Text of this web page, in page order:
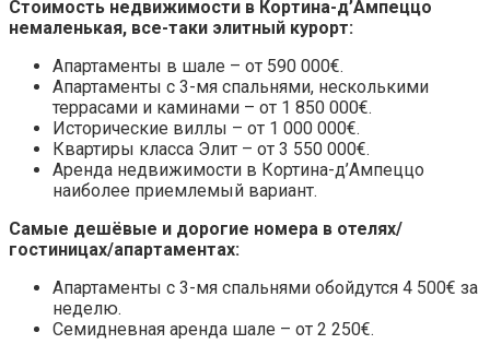
Стоимость недвижимости в Кортина-д’Ампеццо
немаленькая, все-таки элитный курорт:
Апартаменты в шале – от 590 000€.
Апартаменты с 3-мя спальнями, несколькими
террасами и каминами – от 1 850 000€.
Исторические виллы – от 1 000 000€.
Квартиры класса Элит – от 3 550 000€.
Аренда недвижимости в Кортина-д’Ампеццо
наиболее приемлемый вариант.
Самые дешёвые и дорогие номера в отелях/
гостиницах/апартаментах:
Апартаменты с 3-мя спальнями обойдутся 4 500€ за
неделю.
Семидневная аренда шале – от 2 250€.